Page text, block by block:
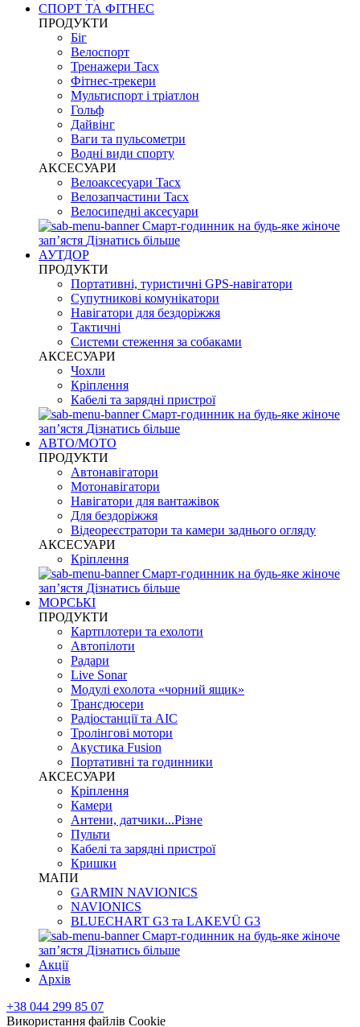
СПОРТ ТА ФІТНЕС
ПРОДУКТИ
Біг
Велоспорт
Тренажери Tacx
Фітнес-трекери
Мультиспорт і тріатлон
Гольф
Дайвінг
Ваги та пульсометри
Водні види спорту
AKCЕСУАРИ
Велоаксесуари Tacx
Велозапчастини Tacx
Велосипедні аксесуари
Смарт-годинник на будь-яке жіноче
запʼястя Дізнатись більше
АУТДОР
ПРОДУКТИ
Портативні, туристичні GPS-навігатори
Супутникові комунікатори
Навігатори для бездоріжжя
Тактичні
Системи стеження за собаками
АКСЕСУАРИ
Чохли
Кріплення
Кабелі та зарядні пристрої
Смарт-годинник на будь-яке жіноче
запʼястя Дізнатись більше
АВТО/МОТО
ПРОДУКТИ
Автонавігатори
Мотонавігатори
Навігатори для вантажівок
Для бездоріжжя
Відеореєстратори та камери заднього огляду
АКСЕСУАРИ
Кріплення
Смарт-годинник на будь-яке жіноче
запʼястя Дізнатись більше
МОРСЬКІ
ПРОДУКТИ
Картплотери та ехолоти
Автопілоти
Радари
Live Sonar
Модулі ехолота «чорний ящик»
Трансдюсери
Радіостанції та АІС
Тролінгові мотори
Акустика Fusion
Портативні та годинники
АКСЕСУАРИ
Кріплення
Камери
Антени, датчики...Різне
Пульти
Кабелі та зарядні пристрої
Кришки
МАПИ
GARMIN NAVIONICS
NAVIONICS
BLUECHART G3 та LAKEVÜ G3
Смарт-годинник на будь-яке жіноче
запʼястя Дізнатись більше
Акції
Архів
+38 044 299 85 07
Використання файлів Cookie